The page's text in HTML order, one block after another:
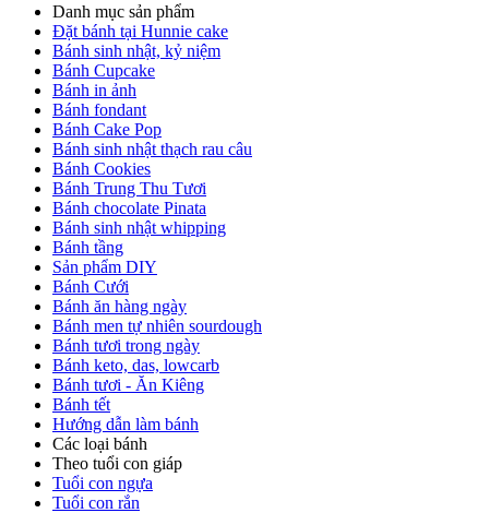
Danh mục sản phẩm
Đặt bánh tại Hunnie cake
Bánh sinh nhật, kỷ niệm
Bánh Cupcake
Bánh in ảnh
Bánh fondant
Bánh Cake Pop
Bánh sinh nhật thạch rau câu
Bánh Cookies
Bánh Trung Thu Tươi
Bánh chocolate Pinata
Bánh sinh nhật whipping
Bánh tầng
Sản phẩm DIY
Bánh Cưới
Bánh ăn hàng ngày
Bánh men tự nhiên sourdough
Bánh tươi trong ngày
Bánh keto, das, lowcarb
Bánh tươi - Ăn Kiêng
Bánh tết
Hướng dẫn làm bánh
Các loại bánh
Theo tuổi con giáp
Tuổi con ngựa
Tuổi con rắn